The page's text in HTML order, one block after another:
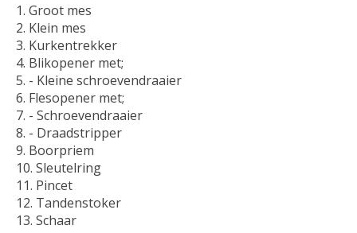
Groot mes
Klein mes
Kurkentrekker
Blikopener met;
- Kleine schroevendraaier
Flesopener met;
- Schroevendraaier
- Draadstripper
Boorpriem
Sleutelring
Pincet
Tandenstoker
Schaar